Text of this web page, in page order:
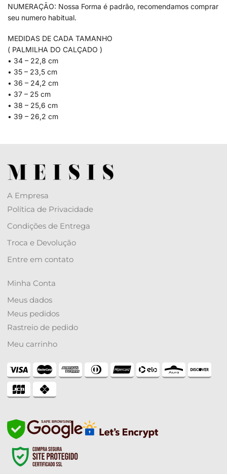
NUMERAÇÃO: Nossa Forma é padrão, recomendamos comprar
seu numero habitual.
MEDIDAS DE CADA TAMANHO
( PALMILHA DO CALÇADO )
• 34 – 22,8 cm
• 35 – 23,5 cm
• 36 – 24,2 cm
• 37 – 25 cm
• 38 – 25,6 cm
• 39 – 26,2 cm
A Empresa
Política de Privacidade
Condições de Entrega
Troca e Devolução
Entre em contato
Minha Conta
Meus dados
Meus pedidos
Rastreio de pedido
Meu carrinho
SAFE BROWSING